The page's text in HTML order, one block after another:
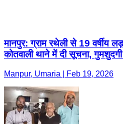
मानपुर: ग्राम रथेली से 19 वर्षीय
कोतवाली थाने में दी सूचना, गुमशुदगी
Manpur, Umaria | Feb 19, 2026